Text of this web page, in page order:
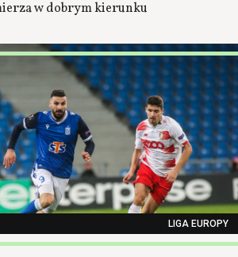
w dobrym kierunku
LIGA EUROPY